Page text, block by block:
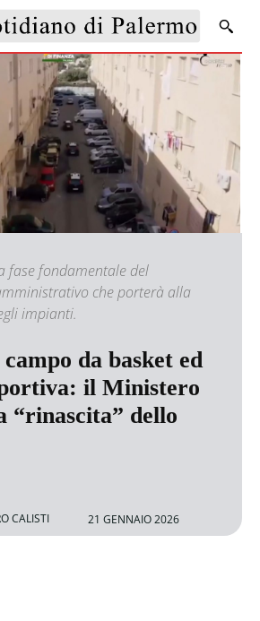
fase fondamentale del
che porterà alla
impianti.
da basket ed
il Ministero
“rinascita” dello
CALISTI 21 GENNAIO 2026